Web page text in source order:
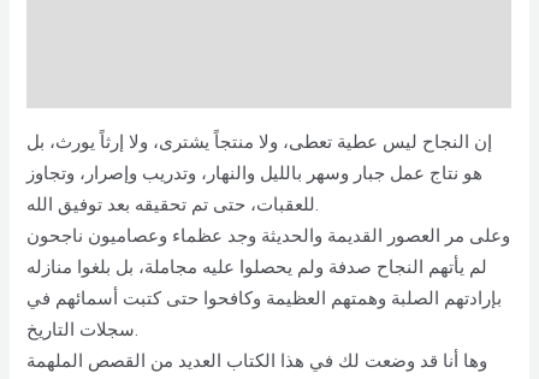
إن النجاح ليس عطية تعطى، ولا منتجاً يشترى، ولا إرثاً يورث، بل
هو نتاج عمل جبار وسهر بالليل والنهار، وتدريب وإصرار، وتجاوز
للعقبات، حتى تم تحقيقه بعد توفيق الله.
وعلى مر العصور القديمة والحديثة وجد عظماء وعصاميون ناجحون
لم يأتهم النجاح صدفة ولم يحصلوا عليه مجاملة، بل بلغوا منازله
بإرادتهم الصلبة وهمتهم العظيمة وكافحوا حتى كتبت أسمائهم في
سجلات التاريخ.
وها أنا قد وضعت لك في هذا الكتاب العديد من القصص الملهمة